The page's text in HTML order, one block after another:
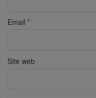
Email *
Site web